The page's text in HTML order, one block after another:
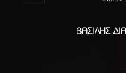
ΒΑΣΊΛΗΣ